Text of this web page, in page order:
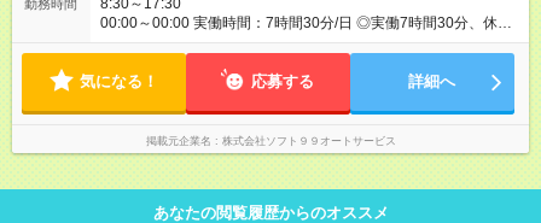
勤務時間
8:30～17:30
00:00～00:00 実働時間：7時間30分/日 ◎実働7時間30分、休憩1
時間30分 ◎お昼休憩（1時間）に加えて、午前・午後15分ずつ
18：30～19：00ごろには退勤しています（定時に退勤する日も
気になる！ 応募する 詳細へ
掲載元企業名 株式会社ソフト９９オートサービス
あなたの閲覧履歴からのオススメ